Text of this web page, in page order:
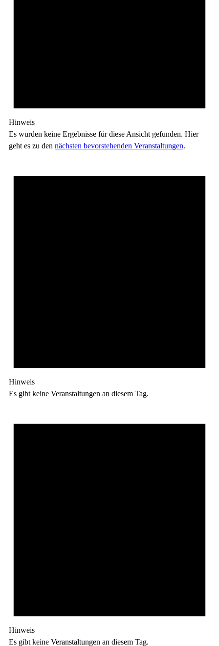
Hinweis
Es wurden keine Ergebnisse für diese Ansicht gefunden. Hier
geht es zu den nächsten bevorstehenden Veranstaltungen.
Hinweis
Es gibt keine Veranstaltungen an diesem Tag.
Hinweis
Es gibt keine Veranstaltungen an diesem Tag.